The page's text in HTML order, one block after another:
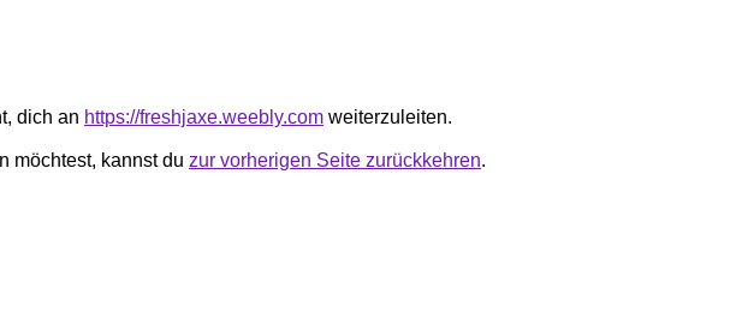
dich an https://freshjaxe.weebly.com weiterzuleiten.
möchtest, kannst du zur vorherigen Seite zurückkehren.